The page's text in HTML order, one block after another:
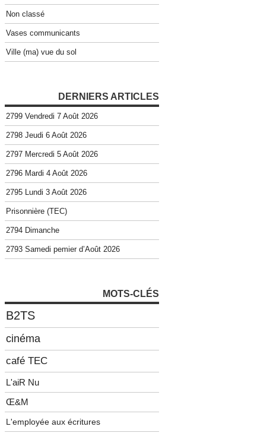
Non classé
Vases communicants
Ville (ma) vue du sol
DERNIERS ARTICLES
2799 Vendredi 7 Août 2026
2798 Jeudi 6 Août 2026
2797 Mercredi 5 Août 2026
2796 Mardi 4 Août 2026
2795 Lundi 3 Août 2026
Prisonnière (TEC)
2794 Dimanche
2793 Samedi pemier d’Août 2026
MOTS-CLÉS
B2TS
cinéma
café TEC
L'aiR Nu
Œ&M
L'employée aux écritures